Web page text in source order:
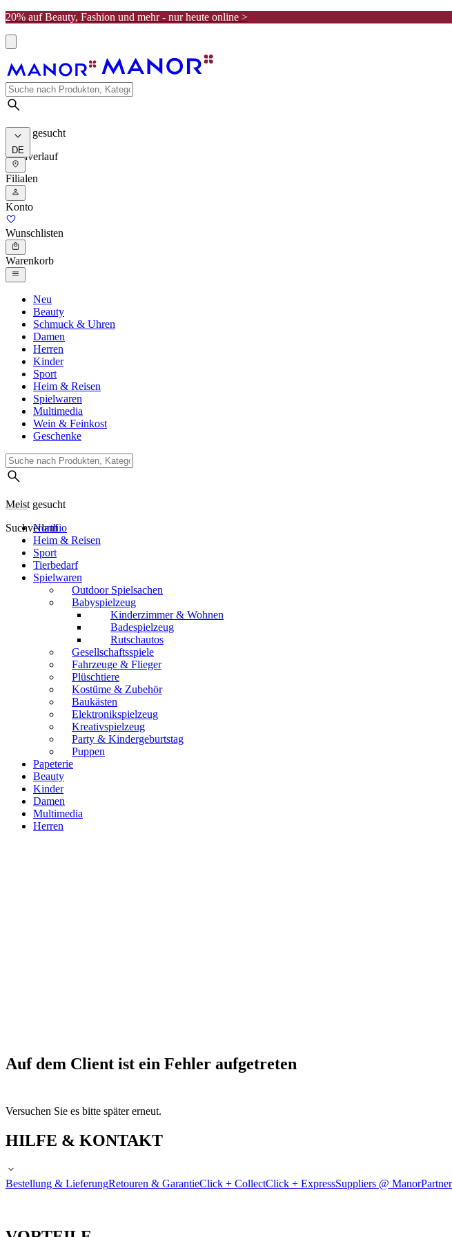
20% auf Beauty, Fashion und mehr - nur heute online >
Meist gesucht
Suchverlauf
DE
Filialen
Konto
Wunschlisten
Warenkorb
Neu
Beauty
Schmuck & Uhren
Damen
Herren
Kinder
Sport
Heim & Reisen
Spielwaren
Multimedia
Wein & Feinkost
Geschenke
Meist gesucht
Suchverlauf
Northio
Heim & Reisen
Sport
Tierbedarf
Spielwaren
Outdoor Spielsachen
Babyspielzeug
Kinderzimmer & Wohnen
Badespielzeug
Rutschautos
Gesellschaftsspiele
Fahrzeuge & Flieger
Plüschtiere
Kostüme & Zubehör
Baukästen
Elektronikspielzeug
Kreativspielzeug
Party & Kindergeburtstag
Puppen
Papeterie
Beauty
Kinder
Damen
Multimedia
Herren
Auf dem Client ist ein Fehler aufgetreten
Versuchen Sie es bitte später erneut.
HILFE & KONTAKT
Bestellung & LieferungRetouren & GarantieClick + CollectClick + ExpressSuppliers @ Manor